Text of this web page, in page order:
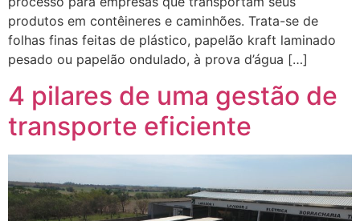
produtos em contêineres e caminhões. Trata-se de
folhas finas feitas de plástico, papelão kraft laminado
pesado ou papelão ondulado, à prova d’água […]
4 pilares de uma gestão de
transporte eficiente